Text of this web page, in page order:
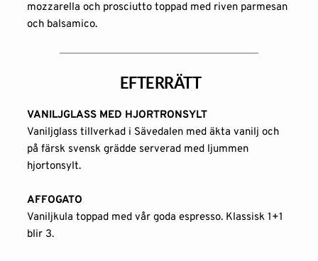
mozzarella och prosciutto toppad med riven parmesan
och balsamico.
EFTERRÄTT
VANILJGLASS MED HJORTRONSYLT
Vaniljglass tillverkad i Sävedalen med äkta vanilj och
på färsk svensk grädde serverad med ljummen
hjortonsylt.
AFFOGATO
Vaniljkula toppad med vår goda espresso. Klassisk 1+1
blir 3.